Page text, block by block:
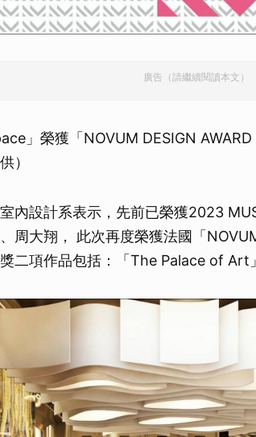
廣告（請繼續閱讀本文）
」榮獲「NOVUM DESIGN
）
內設計系表示，先前已榮獲2023
周大翔， 此次再度榮獲法國「
二項作品包括：「The Palace of Art